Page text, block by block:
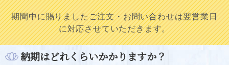
期間中に賜りましたご注文・お問い合わせは翌営業日
に対応させていただきます。
納期はどれくらいかかりますか？